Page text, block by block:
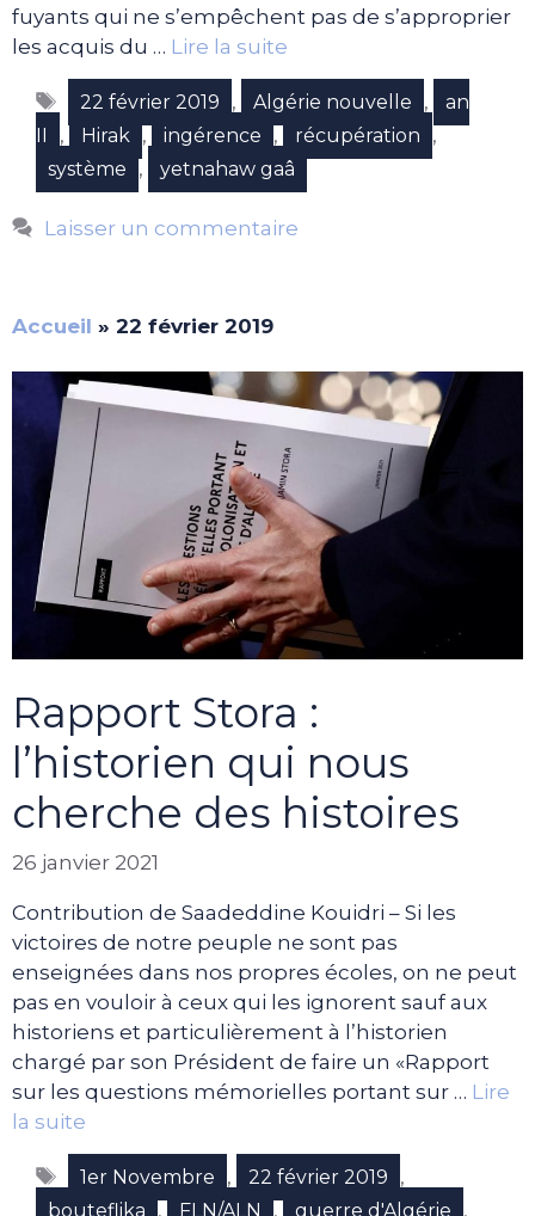
fuyants qui ne s’empêchent pas de s’approprier
les acquis du … Lire la suite
Étiquettes
22 février 2019 , Algérie nouvelle ,
an
II
, Hirak , ingérence , récupération ,
système , yetnahaw gaâ
Laisser un commentaire
Accueil » 22 février 2019
Rapport Stora :
l’historien qui nous
cherche des histoires
26 janvier 2021
Contribution de Saadeddine Kouidri – Si les
victoires de notre peuple ne sont pas
enseignées dans nos propres écoles, on ne peut
pas en vouloir à ceux qui les ignorent sauf aux
historiens et particulièrement à l’historien
chargé par son Président de faire un «Rapport
sur les questions mémorielles portant sur … Lire
la suite
Étiquettes
1er Novembre , 22 février 2019 ,
bouteflika , FLN/ALN , guerre d'Algérie ,